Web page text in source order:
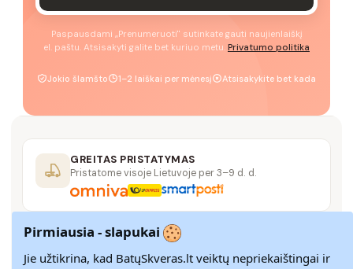
Paspausdami „Prenumeruoti" sutinkate gauti naujienlaiškį
el. paštu. Atsisakyti galite bet kuriuo metu. Privatumo politika
Jokio šlamšto 1–2 laiškai per mėnesį Atsisakykite bet kada
GREITAS PRISTATYMAS
Pristatome visoje Lietuvoje per 3–9 d. d.
14 DIENŲ GRĄŽINIMAS
Paprastas grąžinimas paštomatais su pinigų
Pirmiausia - slapukai
Jie užtikrina, kad BatųSkveras.lt veiktų nepriekaištingai ir